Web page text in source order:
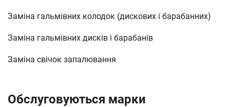
Заміна гальмівних колодок (дискових і барабанних)
Заміна гальмівних дисків і барабанів
Заміна свічок запалювання
Обслуговуються марки